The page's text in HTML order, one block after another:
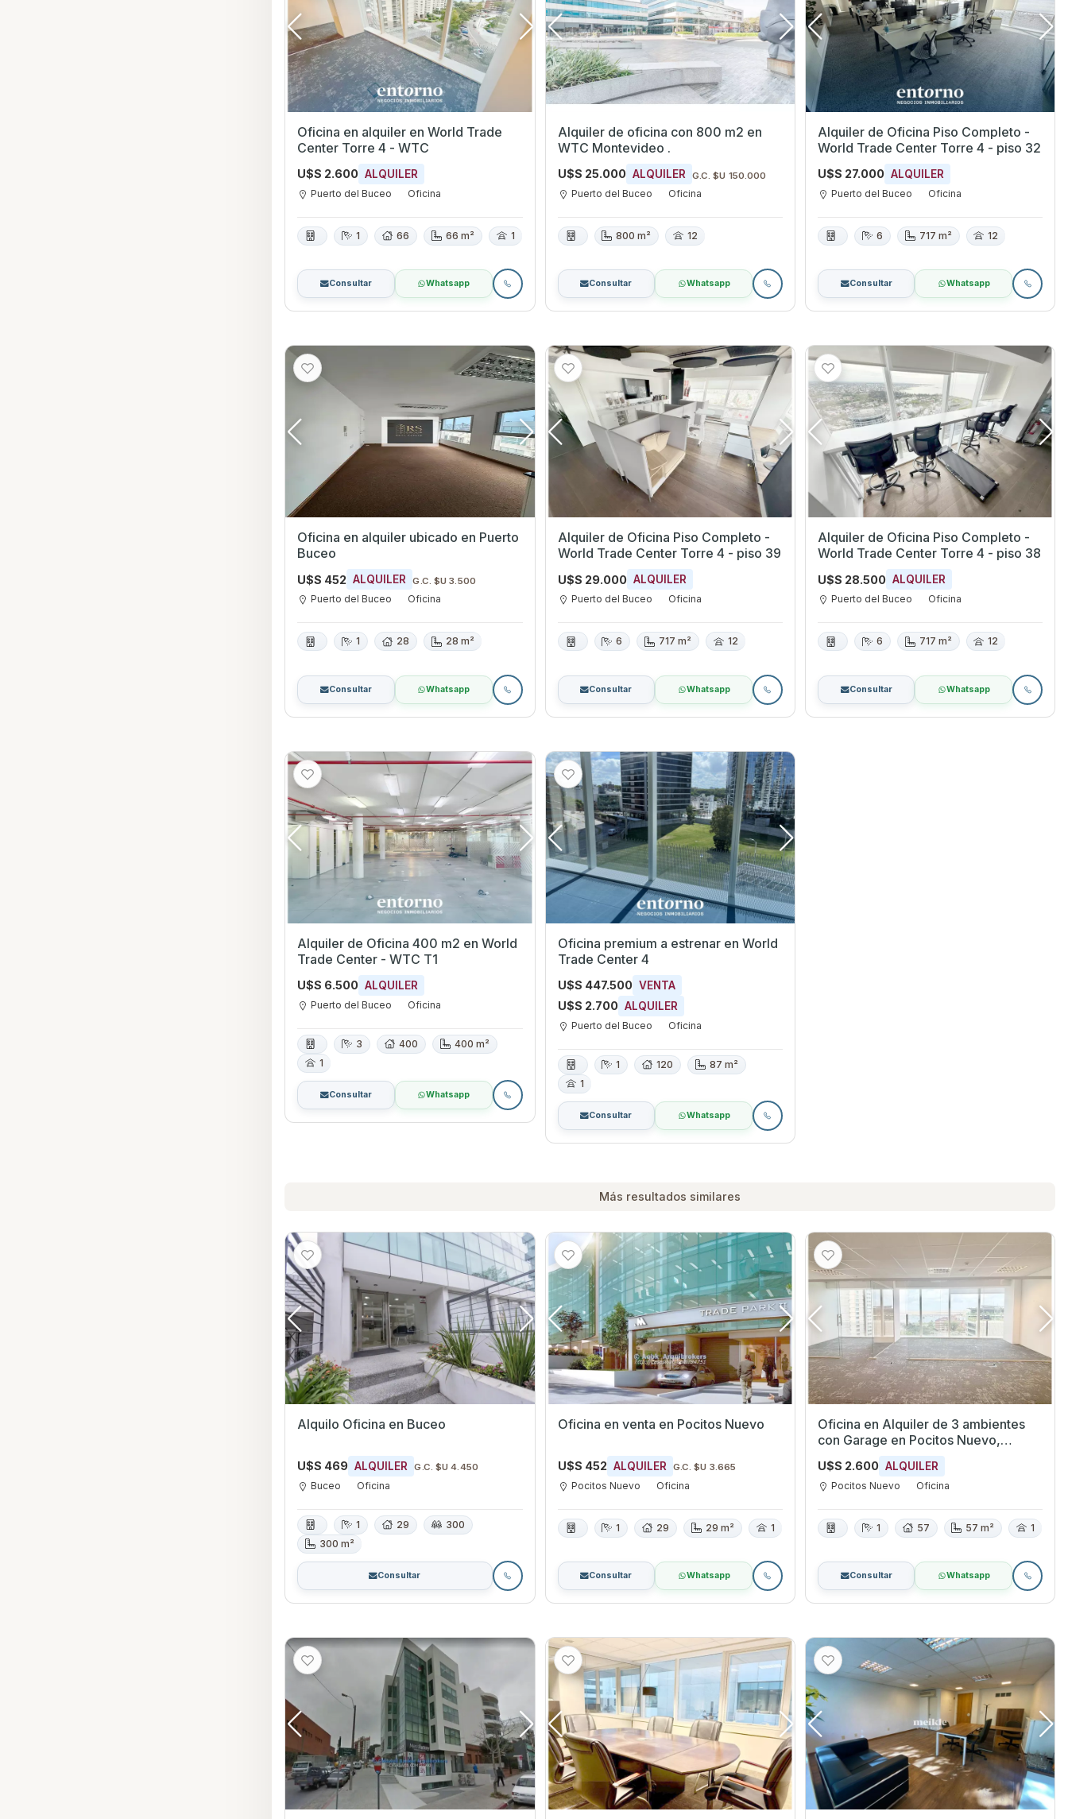
Oficina en alquiler en World Trade
Center Torre 4 - WTC
U$S 2.600 ALQUILER
Puerto del Buceo Oficina
1 66 66 m² 1
Consultar Whatsapp
Alquiler de oficina con 800 m2 en
WTC Montevideo .
U$S 25.000 ALQUILER G.C. $U 150.000
Puerto del Buceo Oficina
800 m² 12
Consultar Whatsapp
Alquiler de Oficina Piso Completo -
World Trade Center Torre 4 - piso 32
U$S 27.000 ALQUILER
Puerto del Buceo Oficina
6 717 m² 12
Consultar Whatsapp
Oficina en alquiler ubicado en Puerto
Buceo
U$S 452 ALQUILER G.C. $U 3.500
Puerto del Buceo Oficina
1 28 28 m²
Consultar Whatsapp
Alquiler de Oficina Piso Completo -
World Trade Center Torre 4 - piso 39
U$S 29.000 ALQUILER
Puerto del Buceo Oficina
6 717 m² 12
Consultar Whatsapp
Alquiler de Oficina Piso Completo -
World Trade Center Torre 4 - piso 38
U$S 28.500 ALQUILER
Puerto del Buceo Oficina
6 717 m² 12
Consultar Whatsapp
Alquiler de Oficina 400 m2 en World
Trade Center - WTC T1
U$S 6.500 ALQUILER
Puerto del Buceo Oficina
3 400
400 m²
1
Consultar Whatsapp
Oficina premium a estrenar en World
Trade Center 4
U$S 447.500 VENTA
U$S 2.700 ALQUILER
Puerto del Buceo Oficina
1 120
87 m²
1
Consultar Whatsapp
Más resultados similares
Alquilo Oficina en Buceo
U$S 469 ALQUILER G.C. $U 4.450
Buceo Oficina
1 29
300
300 m²
Consultar
Oficina en venta en Pocitos Nuevo
U$S 452 ALQUILER G.C. $U 3.665
Pocitos Nuevo Oficina
1 29 29 m² 1
Consultar Whatsapp
Oficina en Alquiler de 3 ambientes
con Garage en Pocitos Nuevo,
Montevideo
U$S 2.600 ALQUILER
Pocitos Nuevo Oficina
1 57 57 m² 1
Consultar Whatsapp